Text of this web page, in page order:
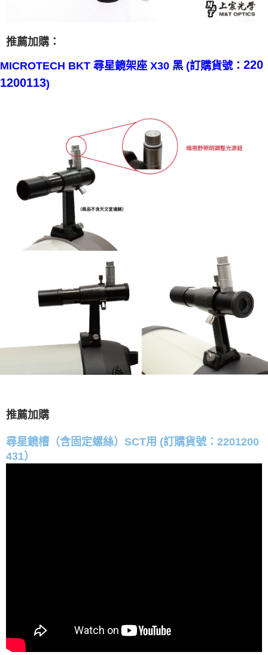
推薦加購：
MICROTECH BKT 尋星鏡架座 X30 黑 (訂購貨號： 220
1200113)
推薦加購
尋星鏡槽（含固定螺絲）SCT用 (訂購貨號：2201200
431）